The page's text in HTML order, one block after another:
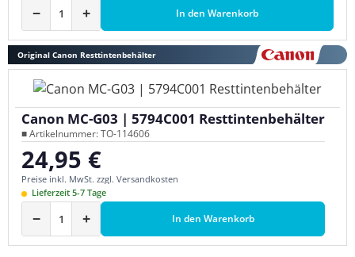
− + In den Warenkorb
Original Canon Resttintenbehälter
Canon MC-G03 | 5794C001 Resttintenbehälter
■ Artikelnummer: TO-114606
Regulärer Preis:
24,95 €
Preise inkl. MwSt. zzgl. Versandkosten
Lieferzeit 5-7 Tage
− + In den Warenkorb